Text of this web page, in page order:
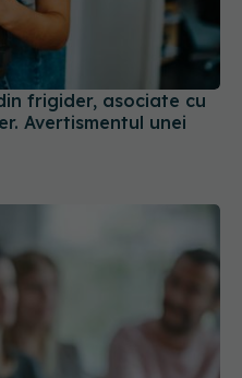
frigider, asociate cu
Avertismentul unei